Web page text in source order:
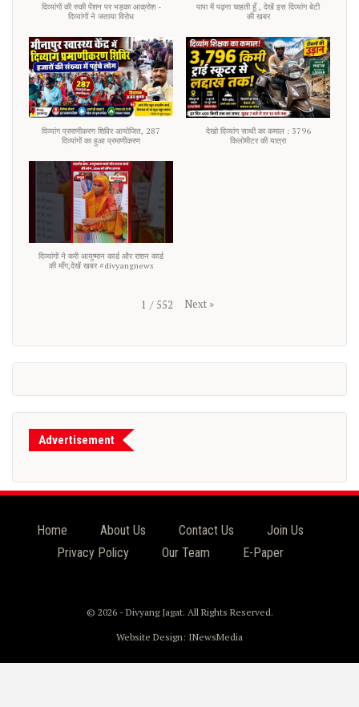
दिव्यांगों की रुकी पेंशन पर भड़का आक्रोश -
दिव्यांगों ने जताया विरोध
पापा में पढ़ना चाहती हूँ , देखें इस दिव्यांग बेटी
की खबर
दिव्यांग प्रमाणीकरण शिविर आयोजित, 287
दिव्यांगों का हुआ प्रमाणीकरण
देखो दिव्यांग साथी का कमाल : 3796
किलोमीटर की यात्रा
दिव्यांगों ने करी आयुष्मान कार्ड और राशन कार्ड
की माँग,देखें खबर #divyangnews
1 / 552 Next »
Advertisement
Home About Us Contact Us
Join Us
Privacy Policy
Our Team E-Paper
© 2026 - Divyang Jagat. All Rights Reserved.
Website Design: INewsMedia